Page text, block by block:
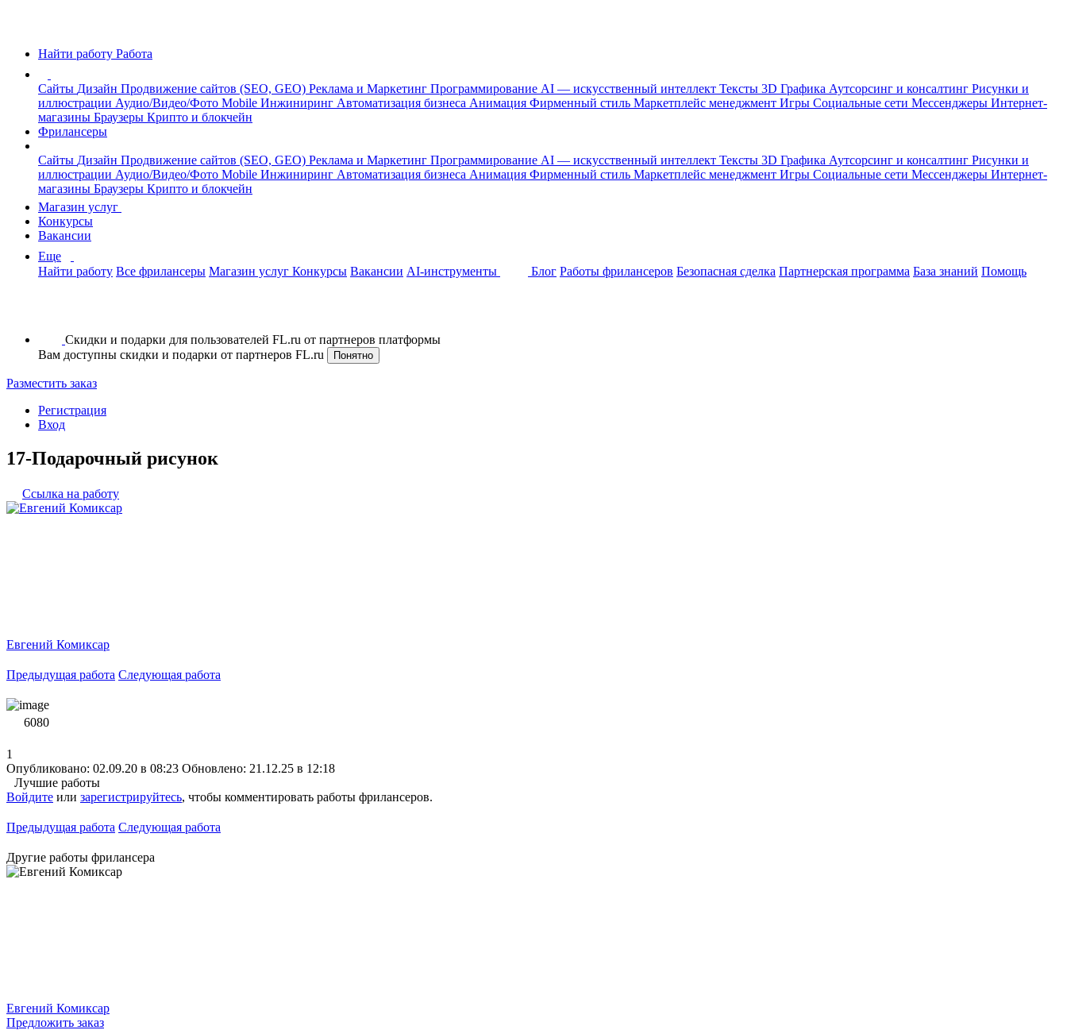
Найти работу Работа
Сайты Дизайн Продвижение сайтов (SEO, GEO) Реклама и Маркетинг Программирование AI — искусственный интеллект Тексты 3D Графика Аутсорсинг и консалтинг Рисунки и
иллюстрации Аудио/Видео/Фото Mobile Инжиниринг Автоматизация бизнеса Анимация Фирменный стиль Маркетплейс менеджмент Игры Социальные сети Мессенджеры Интернет-
магазины Браузеры Крипто и блокчейн
Фрилансеры
Сайты Дизайн Продвижение сайтов (SEO, GEO) Реклама и Маркетинг Программирование AI — искусственный интеллект Тексты 3D Графика Аутсорсинг и консалтинг Рисунки и
иллюстрации Аудио/Видео/Фото Mobile Инжиниринг Автоматизация бизнеса Анимация Фирменный стиль Маркетплейс менеджмент Игры Социальные сети Мессенджеры Интернет-
магазины Браузеры Крипто и блокчейн
Магазин услуг
Конкурсы
Вакансии
Еще
Найти работу Все фрилансеры Магазин услуг Конкурсы Вакансии AI-инструменты Блог Работы фрилансеров Безопасная сделка Партнерская программа База знаний Помощь
Скидки и подарки для пользователей FL.ru от партнеров платформы
Вам доступны скидки и подарки от партнеров FL.ru
Понятно
Разместить заказ
Регистрация
Вход
17-Подарочный рисунок
Ссылка на работу
Евгений Комиксар
Предыдущая работа Следующая работа
6080
1
Опубликовано: 02.09.20 в 08:23 Обновлено: 21.12.25 в 12:18
Лучшие работы
Войдите или зарегистрируйтесь, чтобы комментировать работы фрилансеров.
Предыдущая работа Следующая работа
Другие работы фрилансера
Евгений Комиксар
Предложить заказ